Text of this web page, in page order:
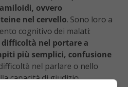
ovvero
nel cervello. Sono loro a
cognitivo dei malati:
nel portare a
più semplici, confusione
nel parlare o nello
capacità di giudizio,